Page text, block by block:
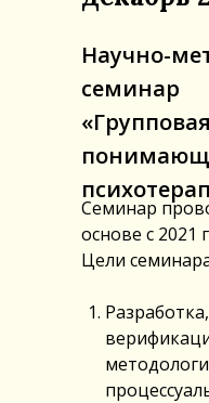
Семинар
основе с 2021
Цели
Научно-
семинар